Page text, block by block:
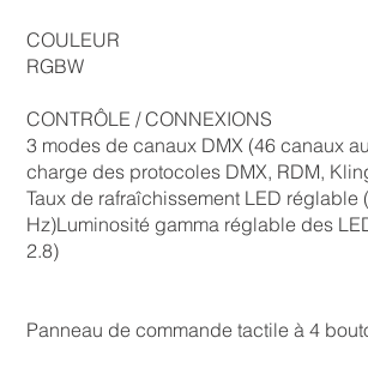
COULEUR
RGBW
CONTRÔLE / CONNEXIONS
3 modes de canaux DMX (46 canaux
charge des protocoles DMX, RDM,
Taux de rafraîchissement LED réglable
Hz)Luminosité gamma réglable des
2.8)
Panneau de commande tactile à 4